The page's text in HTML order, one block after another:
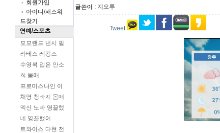
회원가입
아이디/패스워
드찾기
연예/스포츠
모모랜드 낸시 필
라테스 레깅스
수영복 입은 안소
희 몸매
프로미스나인 이
채영 청바지 몸매
엑신 노바 영끌했
네 영끌했어
트와이스 다현 전
글쓴이 : 지오투
Tweet